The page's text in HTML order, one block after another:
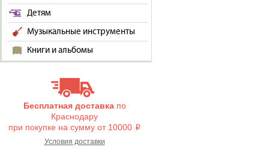
Детям
Музыкальные инструменты
Книги и альбомы
Бесплатная доставкапо
Краснодару
при покупке на сумму от 10000 i
Условия доставки